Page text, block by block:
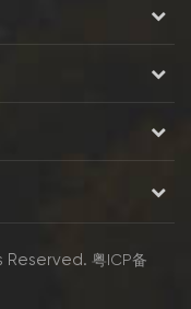
Reserved. 粤ICP备